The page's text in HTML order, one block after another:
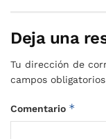
Deja una
Tu dirección de
campos
Comentario *